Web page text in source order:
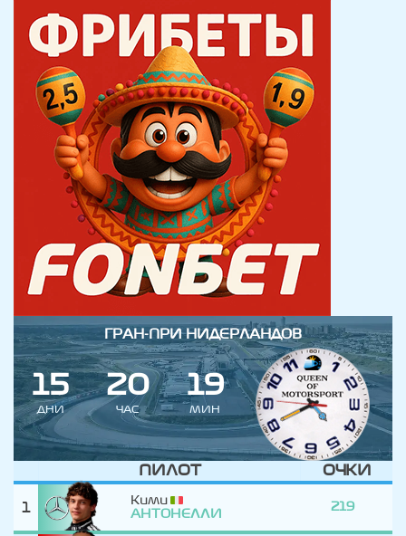
ГРАН-ПРИ НИДЕРЛАНДОВ
15
ДНИ
20
ЧАС
19
МИН
ПИЛОТ ОЧКИ
1
Кими
АНТОНЕЛЛИ
219